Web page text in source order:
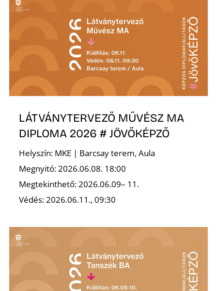
LÁTVÁNYTERVEZŐ MŰVÉSZ MA
DIPLOMA 2026 # JÖVŐKÉPZŐ
Helyszín: MKE | Barcsay terem, Aula
Megnyitó: 2026.06.08. 18:00
Megtekinthető: 2026.06.09– 11.
Védés: 2026.06.11., 09:30